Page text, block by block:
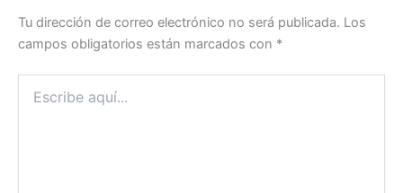
Tu dirección de correo electrónico no será publicada. Los
campos obligatorios están marcados con *
aquí...